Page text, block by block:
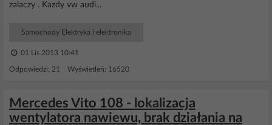
zalaczy . Kazdy vw audi...
Samochody Elektryka i elektronika
01 Lis 2013 10:41
Odpowiedzi: 21 Wyświetleń: 16520
Mercedes Vito 108 - lokalizacja
wentylatora nawiewu, brak działania na